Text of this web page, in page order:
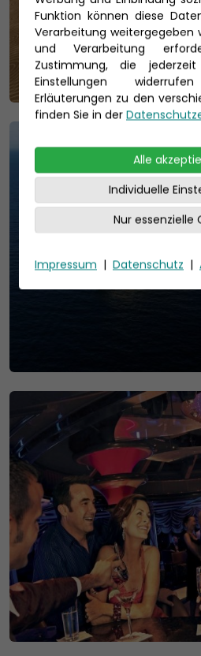
Funktion können diese
Verarbeitung weitergegeben
und Verarbeitung
Zustimmung, die
Einstellungen
Erläuterungen zu den
finden Sie in der
Alle
Individuelle
Nur essenzielle
Impressum | Datenschutz |